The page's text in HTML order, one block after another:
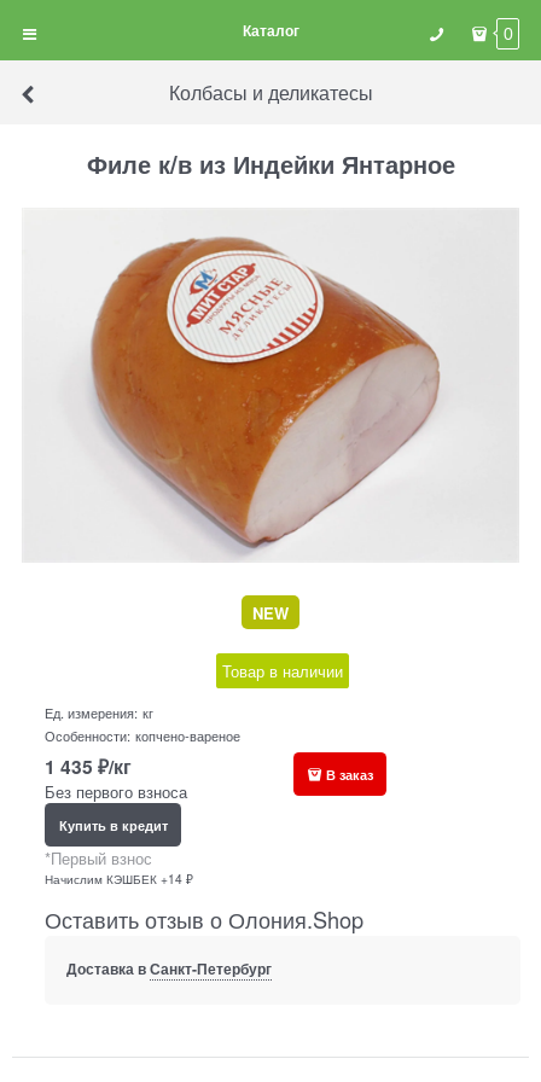
Каталог 0
Колбасы и деликатесы
Филе к/в из Индейки Янтарное
NEW
Товар в наличии
Ед. измерения: кг
Особенности: копчено-вареное
1 435 ₽/кг
Без первого взноса
Купить в кредит
*Первый взнос
Начислим КЭШБЕК +14 ₽
В заказ
Оставить отзыв о Олония.Shop
Доставка вСанкт-Петербург